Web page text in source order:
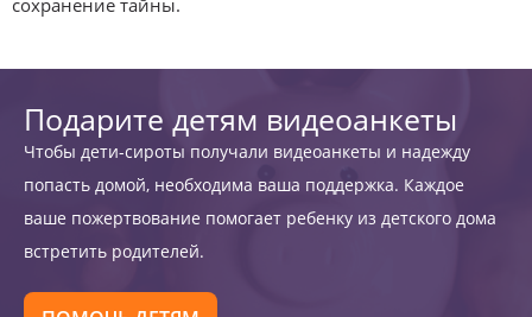
сохранение тайны.
Подарите детям видеоанкеты
Чтобы дети-сироты получали видеоанкеты и надежду
попасть домой, необходима ваша поддержка. Каждое
ваше пожертвование помогает ребенку из детского дома
встретить родителей.